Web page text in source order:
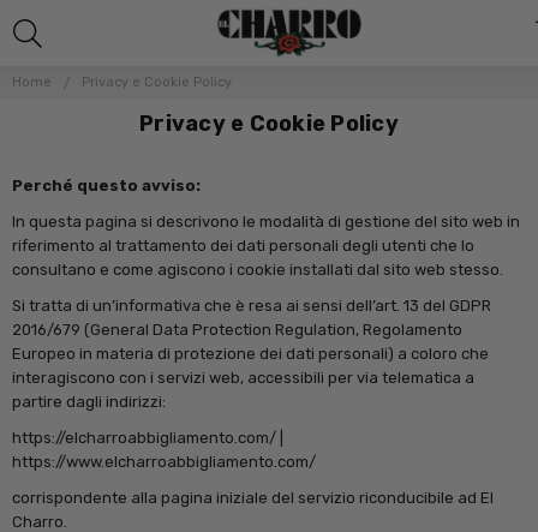
Home Privacy e Cookie Policy
Privacy e Cookie Policy
Perché questo avviso:
In questa pagina si descrivono le modalità di gestione del sito web in
riferimento al trattamento dei dati personali degli utenti che lo
consultano e come agiscono i cookie installati dal sito web stesso.
Si tratta di un’informativa che è resa ai sensi dell’art. 13 del GDPR
2016/679 (General Data Protection Regulation, Regolamento
Europeo in materia di protezione dei dati personali) a coloro che
interagiscono con i servizi web, accessibili per via telematica a
partire dagli indirizzi:
https://elcharroabbigliamento.com/
https://www.elcharroabbigliamento.com/
corrispondente alla pagina iniziale del servizio riconducibile ad El
Charro.